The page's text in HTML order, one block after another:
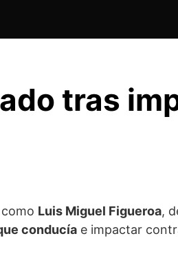
tras
Luis Miguel Figueroa,
conducía e impactar